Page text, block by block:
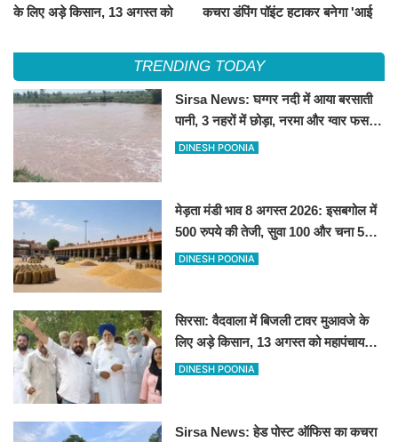
के लिए अड़े किसान, 13 अगस्त को
कचरा डंपिंग पॉइंट हटाकर बनेगा 'आई
TRENDING TODAY
Sirsa News: घग्गर नदी में आया बरसाती
पानी, 3 नहरों में छोड़ा, नरमा और ग्वार फसल
को फायदा
DINESH POONIA
मेड़ता मंडी भाव 8 अगस्त 2026: इसबगोल में
500 रुपये की तेजी, सुवा 100 और चना 50
रूपए मंदे
DINESH POONIA
सिरसा: वैदवाला में बिजली टावर मुआवजे के
लिए अड़े किसान, 13 अगस्त को महापंचायत
का ऐलान
DINESH POONIA
Sirsa News: हेड पोस्ट ऑफिस का कचरा